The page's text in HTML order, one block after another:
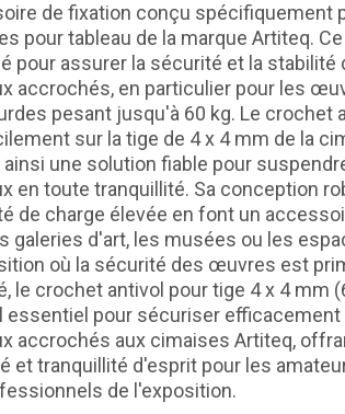
de fixation conçu spécifiquement
pour tableau de la marque Artiteq.
pour assurer la sécurité et la stabilité
accrochés, en particulier pour les
pesant jusqu'à 60 kg. Le crochet
sur la tige de 4 x 4 mm de la
une solution fiable pour
en toute tranquillité. Sa conception
de charge élevée en font un
galeries d'art, les musées ou les
où la sécurité des œuvres est
le crochet antivol pour tige 4 x 4 mm
essentiel pour sécuriser efficacement
accrochés aux cimaises Artiteq,
et tranquillité d'esprit pour les
de l'exposition.